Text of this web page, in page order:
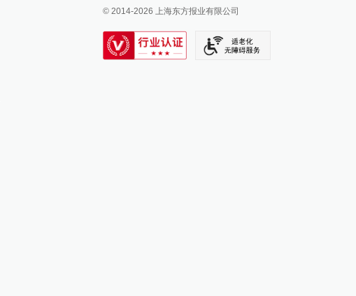
IP SHANGHAI
SIXTH TONE
© 2014-2026 上海东方报业有限公司